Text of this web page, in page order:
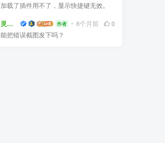
加载了插件用不了，显示快捷键无效。
灵感屋 作者 8个月前
0
能把错误截图发下吗？